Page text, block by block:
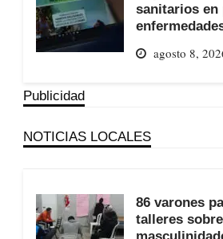
sanitarios en
agosto 8,
Publicidad
NOTICIAS LOCALES
86 varones
talleres sobre